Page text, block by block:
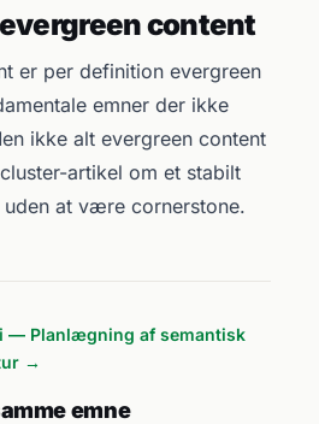
content
er per definition evergreen
emner der ikke
ikke alt evergreen content
artikel om et stabilt
uden at være cornerstone.
— Planlægning af semantisk
→
emne